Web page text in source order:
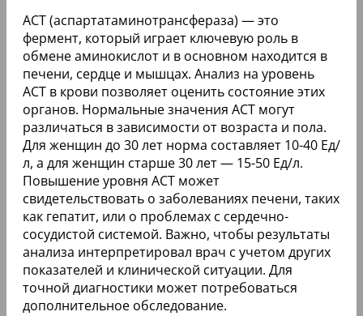
АСТ (аспартатаминотрансфераза) — это
фермент, который играет ключевую роль в
обмене аминокислот и в основном находится в
печени, сердце и мышцах. Анализ на уровень
АСТ в крови позволяет оценить состояние этих
органов. Нормальные значения АСТ могут
различаться в зависимости от возраста и пола.
Для женщин до 30 лет норма составляет 10-40 Ед/
л, а для женщин старше 30 лет — 15-50 Ед/л.
Повышение уровня АСТ может
свидетельствовать о заболеваниях печени, таких
как гепатит, или о проблемах с сердечно-
сосудистой системой. Важно, чтобы результаты
анализа интерпретировал врач с учетом других
показателей и клинической ситуации. Для
точной диагностики может потребоваться
дополнительное обследование.